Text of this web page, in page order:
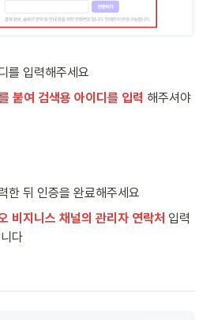
를 입력해주세요
붙여 검색용 아이디를 입력 해주셔야
한 뒤 인증을 완료해주세요
비지니스 채널의 관리자 연락처 입력
다